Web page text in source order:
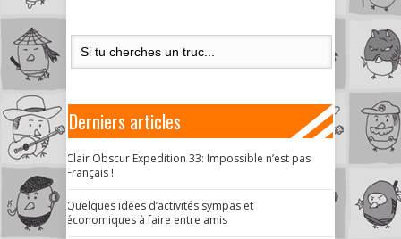
Derniers articles
Clair Obscur Expedition 33: Impossible n’est pas
Français !
Quelques idées d’activités sympas et
économiques à faire entre amis